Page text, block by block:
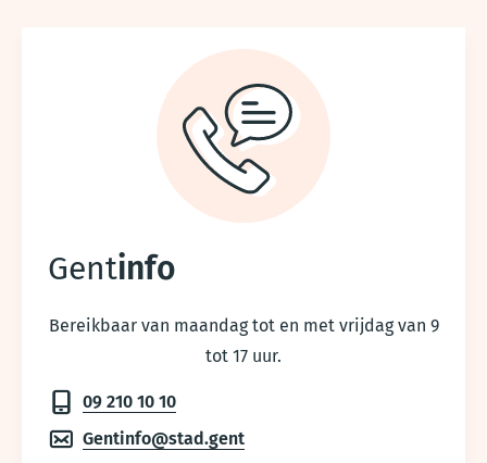
Gentinfo
Bereikbaar van maandag tot en met vrijdag van 9
tot 17 uur.
09 210 10 10
Gentinfo@stad.gent